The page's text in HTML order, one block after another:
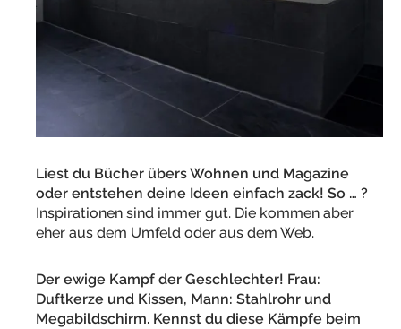
Liest du Bücher übers Wohnen und Magazine
oder entstehen deine Ideen einfach zack! So … ?
Inspirationen sind immer gut. Die kommen aber
eher aus dem Umfeld oder aus dem Web.
Der ewige Kampf der Geschlechter! Frau:
Duftkerze und Kissen, Mann: Stahlrohr und
Megabildschirm. Kennst du diese Kämpfe beim